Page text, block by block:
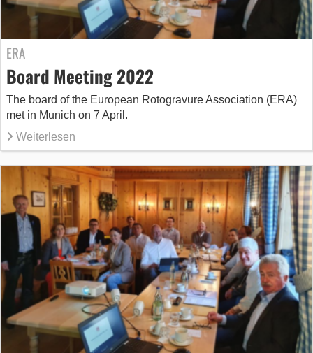
ERA
Board Meeting 2022
The board of the European Rotogravure Association (ERA)
met in Munich on 7 April.
Weiterlesen